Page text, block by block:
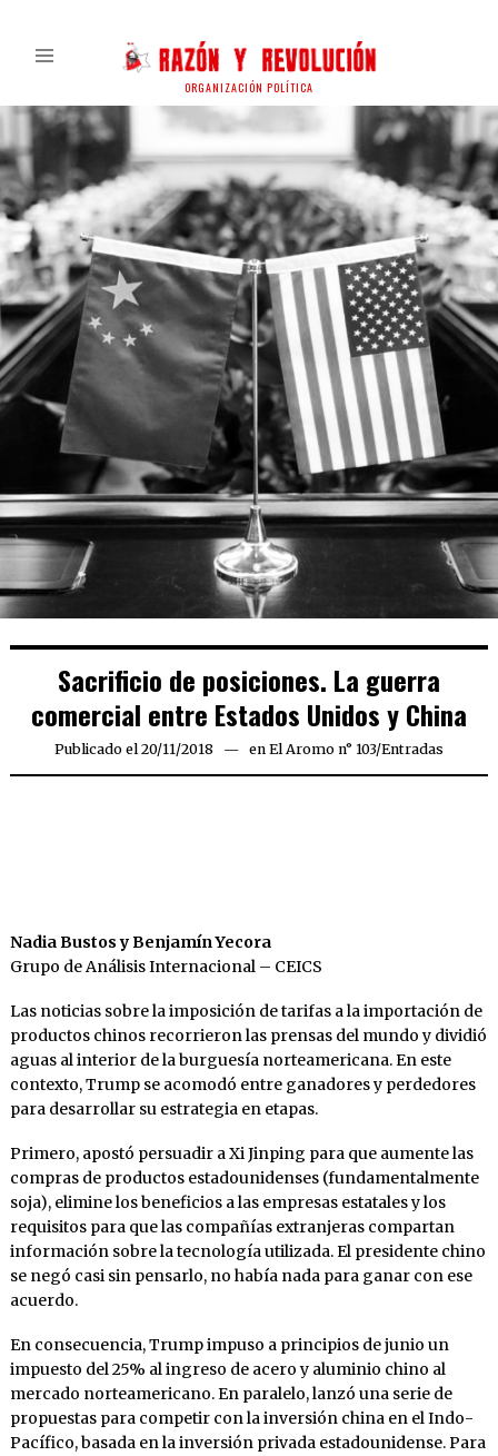
ORGANIZACIÓN POLÍTICA
Sacrificio de posiciones. La guerra
comercial entre Estados Unidos y China
Publicado el 20/11/201826/11/2018
en El Aromo n° 103/Entradas
Nadia Bustos y Benjamín Yecora
Grupo de Análisis Internacional – CEICS
Las noticias sobre la imposición de tarifas a la importación de
productos chinos recorrieron las prensas del mundo y dividió
aguas al interior de la burguesía norteamericana. En este
contexto, Trump se acomodó entre ganadores y perdedores
para desarrollar su estrategia en etapas.
Primero, apostó persuadir a Xi Jinping para que aumente las
compras de productos estadounidenses (fundamentalmente
soja), elimine los beneficios a las empresas estatales y los
requisitos para que las compañías extranjeras compartan
información sobre la tecnología utilizada. El presidente chino
se negó casi sin pensarlo, no había nada para ganar con ese
acuerdo.
En consecuencia, Trump impuso a principios de junio un
impuesto del 25% al ingreso de acero y aluminio chino al
mercado norteamericano. En paralelo, lanzó una serie de
propuestas para competir con la inversión china en el Indo-
Pacífico, basada en la inversión privada estadounidense. Para